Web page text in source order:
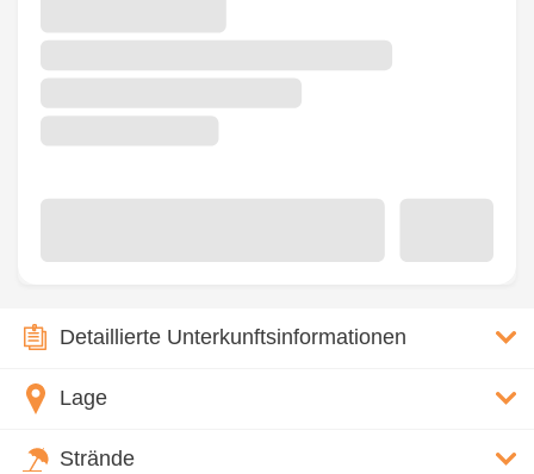
Detaillierte Unterkunftsinformationen
Lage
Strände